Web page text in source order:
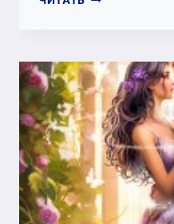
АБРАМОВА